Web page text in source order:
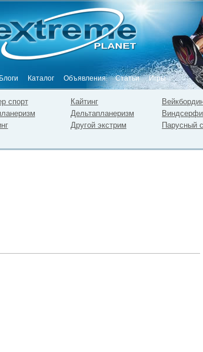
Блоги Каталог Объявления Статьи Игры
спорт Кайтинг
Дельтапланеризм
Другой экстрим Парусный